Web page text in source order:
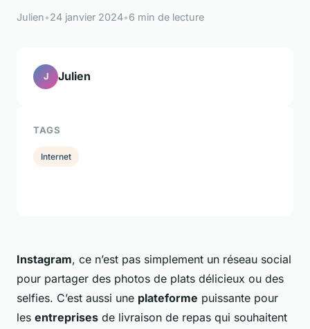
Julien•24 janvier 2024•6 min de lecture
Instagram, ce n’est pas simplement un réseau social
pour partager des photos de plats délicieux ou des
selfies. C’est aussi une plateforme puissante pour
les entreprises de livraison de repas qui souhaitent
J Julien
TAGS
Internet